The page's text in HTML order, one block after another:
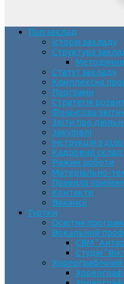
Про заклад
Історія закладу
Структура
Статут закладу
Комплексна
Програми
Стратегія
Фінансова
Звіти про
Закупівлі
Інструкція з
Кадровий склад
Режим роботи
Матеріально-
Правила
Контакти
Вакансії
Гуртки
Освітня
Вокальний
СВМ
Студія